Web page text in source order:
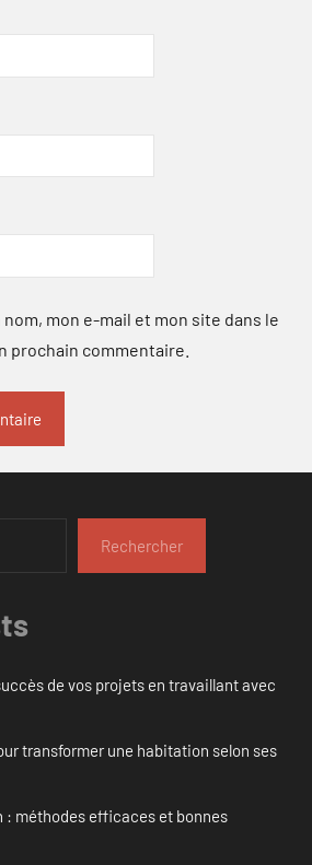
mon e-mail et mon site dans le
prochain commentaire.
Rechercher
de vos projets en travaillant avec
transformer une habitation selon ses
: méthodes efficaces et bonnes